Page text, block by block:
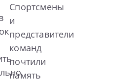
Спортсмены
и
представители
команд
почтили
память